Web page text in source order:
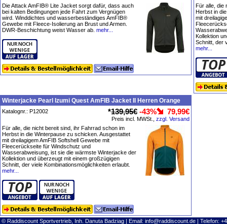
Die Attack AmFIB® Lite Jacket sorgt dafür, dass auch
bei kalten Bedingungen jede Fahrt zum Vergnügen
wird. Winddichtes und wasserbeständiges AmFIB®
Gewebe mit Fleece-Isolierung an Brust und Armen.
DWR-Beschichtung weist Wasser ab. mehr...
Für alle, die
Herbst in
mit
Kollektion
Schnitt, der
mehr...
Winterjacke Pearl Izumi Quest AmFIB Jacket II Herren Orange
Katalognr.: P12002 *139,95€ -43% 79,99€
Preis incl. MWSt., zzgl. Versand
Für alle, die nicht bereit sind, ihr Fahrrad schon im
Herbst in die Winterpause zu schicken. Ausgestattet
mit dreilagigem AmFIB Softshell Gewebe mit
Fleecerückseite für Windschutz und
Wasserabweisung, ist sie die wärmste Winterjacke der
Kollektion und überzeugt mit einem großzügigen
Schnitt, der viele Kombinationsmöglichkeiten erlaubt.
mehr...
© Raddiscount Sportvertrieb, Inh. Danuta Badziag | Email: info@raddiscount.de | Telefon: